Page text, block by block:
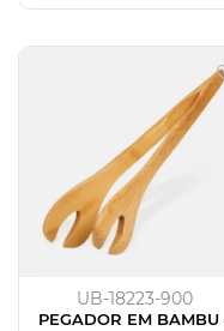
UB-18223-900
PEGADOR EM BAMBU